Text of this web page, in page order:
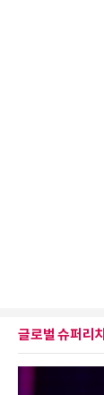
글로벌 슈퍼리치